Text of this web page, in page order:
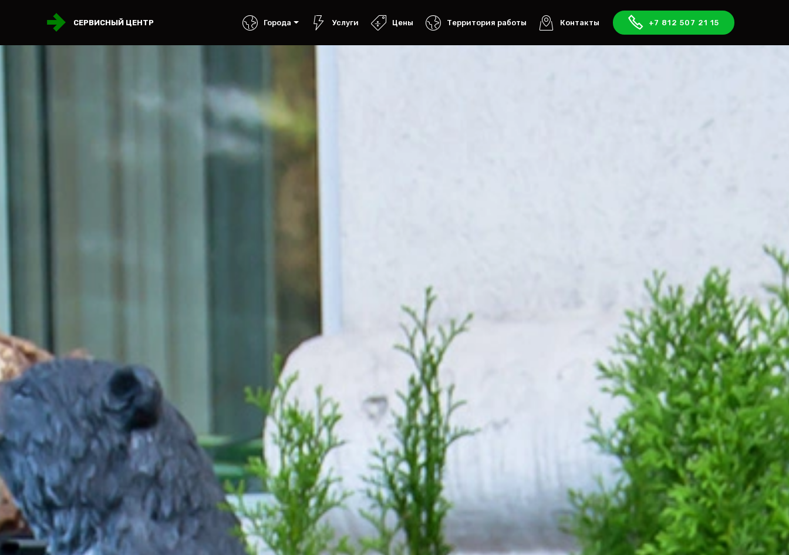
СЕРВИСНЫЙ ЦЕНТР Города Услуги Цены Территория работы Контакты +7 812 507 21 15